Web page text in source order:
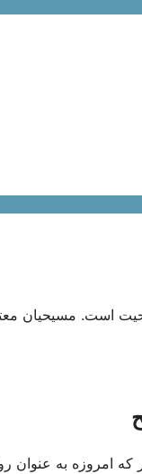
است. مسیحیان
تولد حضرت عیسی مشخص نیست.